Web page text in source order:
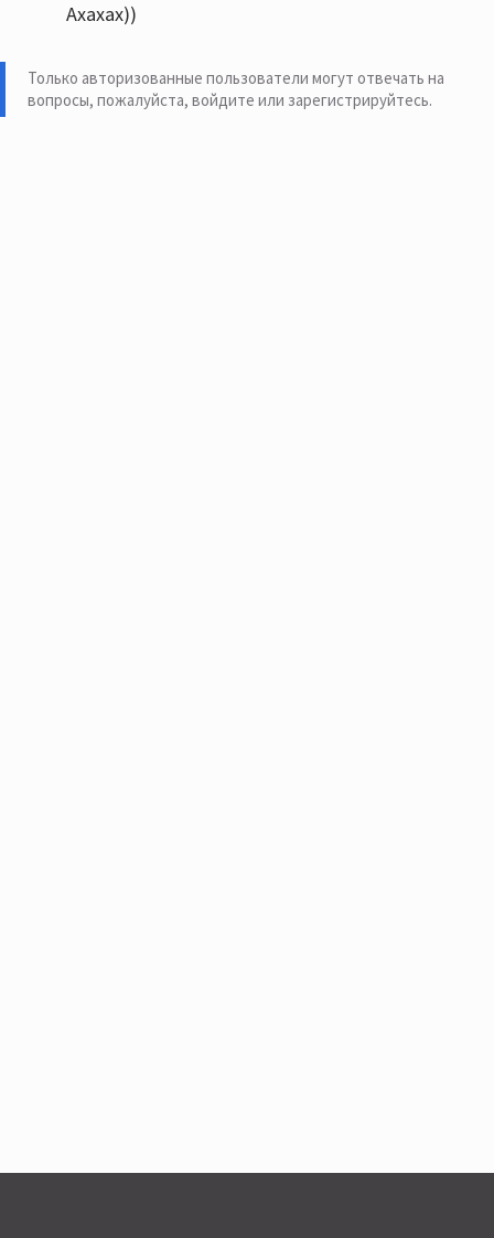
Ахахах))
Только авторизованные пользователи могут отвечать на
вопросы, пожалуйста, войдите или зарегистрируйтесь.